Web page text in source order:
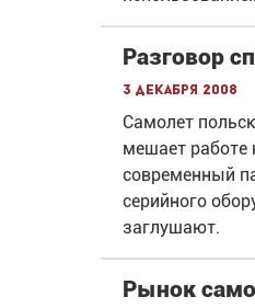
Разговор
3 декабря 2008
Самолет
мешает работе
современный
серийного
заглушают.
Рынок